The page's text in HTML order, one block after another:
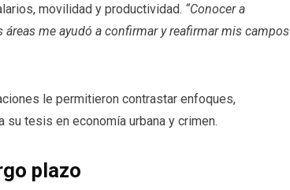
movilidad y productividad. “Conocer a
me ayudó a confirmar y reafirmar mis campos
le permitieron contrastar enfoques,
tesis en economía urbana y crimen.
plazo